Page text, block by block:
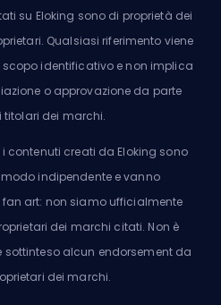
su Eloking sono di proprietà dei
Qualsiasi riferimento viene
identificativo e non implica
o approvazione da parte
titolari dei marchi.
i contenuti creati da Eloking sono
indipendente e vanno
art: non siamo ufficialmente
dei marchi citati. Non è
sottinteso alcun endorsement da
dei marchi.